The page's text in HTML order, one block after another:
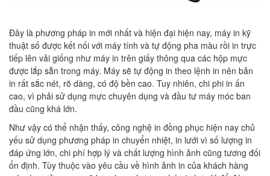
Đây là phương pháp in mới nhất và hiện đại hiện nay, máy in kỹ
thuật số được kết nối với máy tính và tự động pha màu rồi in trực
tiếp lên vải giống như máy in trên giấy thông qua các hộp mực
được lắp sẵn trong máy. Máy sẽ tự động in theo lệnh in nên bản
in rất sắc nét, rõ dàng, có độ bền cao. Tuy nhiên, chi phi in ấn
cao, vì phải sử dụng mực chuyên dụng và đầu tư máy móc ban
đầu cũng khá lớn.
Như vậy có thể nhận thấy, công nghệ in đồng phục hiện nay chủ
yếu sử dụng phương pháp in chuyển nhiệt, in lưới vì số lượng in
đáp ứng lớn, chi phí hợp lý và chất lượng hình ảnh cũng tương đối
ổn định. Tùy thuộc vào yêu cầu về hình ảnh in của khách hàng